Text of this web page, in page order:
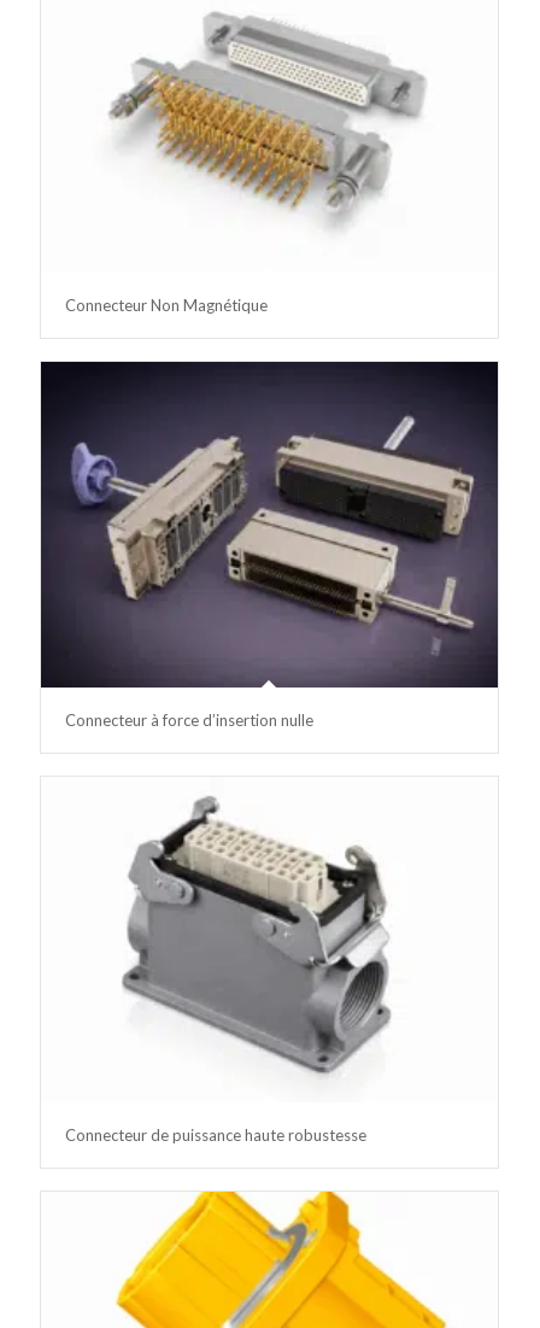
Connecteur Non Magnétique
Connecteur à force d’insertion nulle
Connecteur de puissance haute robustesse